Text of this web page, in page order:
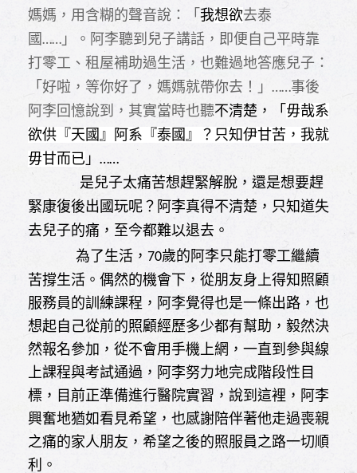
媽媽，用含糊的聲音說：「 我想欲去泰
國…… 」。阿李聽到兒子講話，即便自己平時靠
打零工、租屋補助過生活，也難過地答應兒子：
「好啦，等你好了，媽媽就帶你去！」 ……事後
阿李回憶說到，其實當時也聽不清楚，「 毋哉系
欲供『天國』阿系『泰國』？只知伊甘苦，我就
毋甘而已 」 ……
是兒子太痛苦想趕緊解脫，還是想要趕
緊康復後出國玩呢？阿李真得不清楚，只知道失
去兒子的痛，至今都難以退去。
為了生活， 70歲的阿李只能打零工繼續
苦撐生活。偶然的機會下，從朋友身上得知照顧
服務員的訓練課程，阿李覺得也是一條出路，也
想起自己從前的照顧經歷多少都有幫助，毅然決
然報名參加，從不會用手機上網，一直到參與線
上課程與考試通過，阿李努力地完成階段性目
標，目前正準備進行醫院實習，說到這裡，阿李
興奮地猶如看見希望，也感謝陪伴著他走過喪親
之痛的家人朋友，希望之後的照服員之路一切順
利。